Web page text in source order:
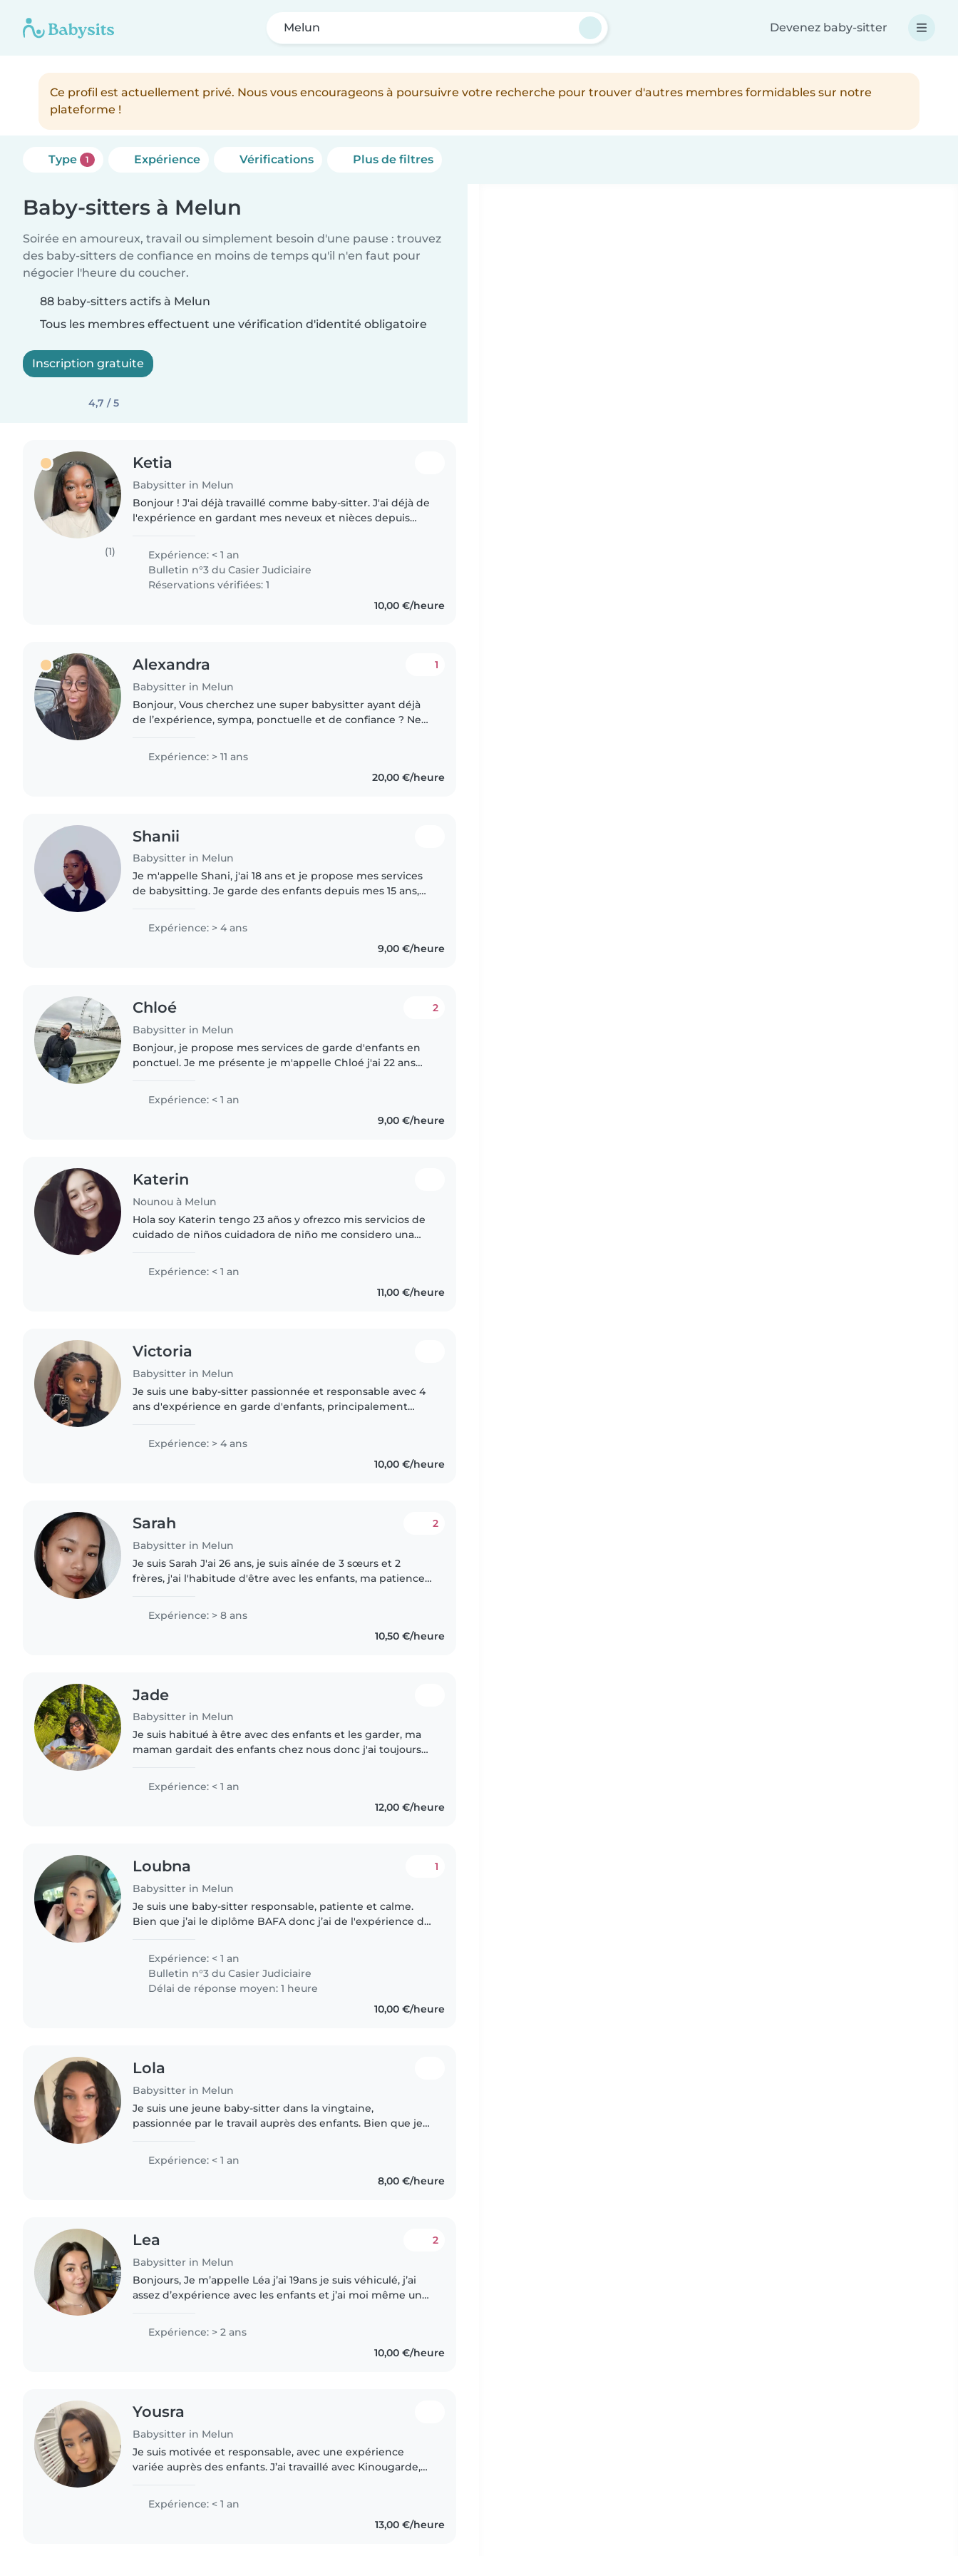
Melun Devenez baby-sitter
Ce profil est actuellement privé. Nous vous encourageons à poursuivre votre recherche pour trouver d'autres membres formidables sur notre
plateforme !
Type 1 Expérience Vérifications Plus de filtres
Baby-sitters à Melun
Soirée en amoureux, travail ou simplement besoin d'une pause : trouvez
des baby-sitters de confiance en moins de temps qu'il n'en faut pour
négocier l'heure du coucher.
88 baby-sitters actifs à Melun
Tous les membres effectuent une vérification d'identité obligatoire
Inscription gratuite
4,7 / 5
(1)
Ketia
Babysitter in Melun
Bonjour ! J'ai déjà travaillé comme baby-sitter. J'ai déjà de
l'expérience en gardant mes neveux et nièces depuis
bureau..
Expérience: < 1 an
Bulletin n°3 du Casier Judiciaire
Réservations vérifiées: 1
10,00 €/heure
Alexandra
Babysitter in Melun
1
Bonjour, Vous cherchez une super babysitter ayant déjà
de l’expérience, sympa, ponctuelle et de confiance ? Ne
Expérience: > 11 ans
20,00 €/heure
Shanii
Babysitter in Melun
Je m'appelle Shani, j'ai 18 ans et je propose mes services
de babysitting. Je garde des enfants depuis mes 15 ans,
Expérience: > 4 ans
9,00 €/heure
Chloé
Babysitter in Melun
2
Bonjour, je propose mes services de garde d'enfants en
ponctuel. Je me présente je m'appelle Chloé j'ai 22 ans
depuis mon adolescence..
Expérience: < 1 an
9,00 €/heure
Katerin
Nounou à Melun
Hola soy Katerin tengo 23 años y ofrezco mis servicios de
cuidado de niños cuidadora de niño me considero una
Aunque mi experiencia..
Expérience: < 1 an
11,00 €/heure
Victoria
Babysitter in Melun
Je suis une baby-sitter passionnée et responsable avec 4
ans d'expérience en garde d'enfants, principalement
j'adore partager..
Expérience: > 4 ans
10,00 €/heure
Sarah
Babysitter in Melun
2
Je suis Sarah J'ai 26 ans, je suis aînée de 3 sœurs et 2
frères, j'ai l'habitude d'être avec les enfants, ma patience
Expérience: > 8 ans
10,50 €/heure
Jade
Babysitter in Melun
Je suis habitué à être avec des enfants et les garder, ma
maman gardait des enfants chez nous donc j'ai toujours
moi même en..
Expérience: < 1 an
12,00 €/heure
Loubna
Babysitter in Melun
1
Je suis une baby-sitter responsable, patiente et calme.
Bien que j’ai le diplôme BAFA donc j’ai de l'expérience de
des jeunes..
Expérience: < 1 an
Bulletin n°3 du Casier Judiciaire
Délai de réponse moyen: 1 heure
10,00 €/heure
Lola
Babysitter in Melun
Je suis une jeune baby-sitter dans la vingtaine,
passionnée par le travail auprès des enfants. Bien que je
de garder des..
Expérience: < 1 an
8,00 €/heure
Lea
Babysitter in Melun
2
Bonjours, Je m’appelle Léa j’ai 19ans je suis véhiculé, j’ai
assez d’expérience avec les enfants et j’ai moi même un
l’écoute,..
Expérience: > 2 ans
10,00 €/heure
Yousra
Babysitter in Melun
Je suis motivée et responsable, avec une expérience
variée auprès des enfants. J’ai travaillé avec Kinougarde,
Expérience: < 1 an
13,00 €/heure